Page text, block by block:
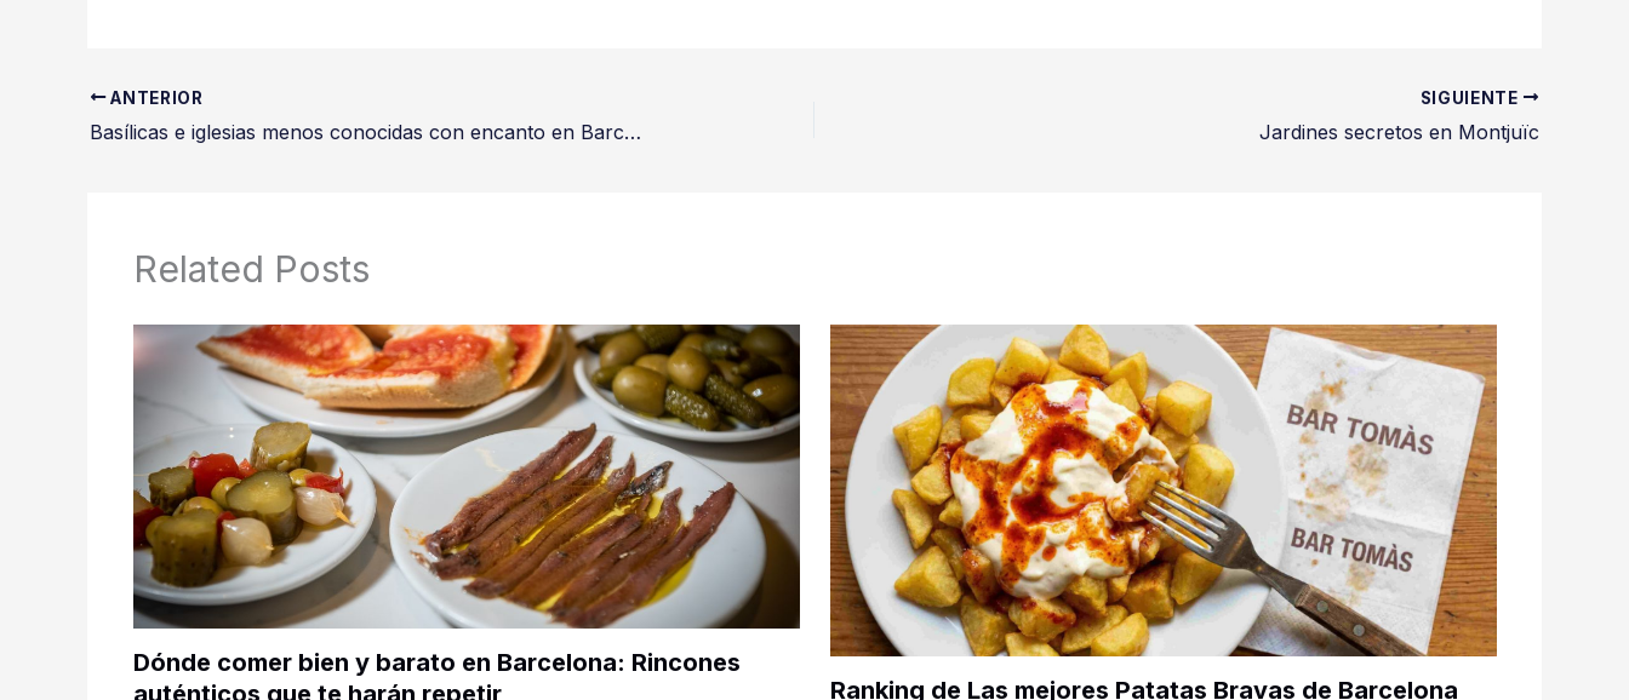
ANTERIOR
Basílicas e iglesias menos conocidas con encanto en Barcelona
SIGUIENTE
Jardines secretos en Montjuïc
Related Posts
Dónde comer bien y barato en Barcelona: Rincones
auténticos que te harán repetir
Ranking de Las mejores Patatas Bravas de Barcelona